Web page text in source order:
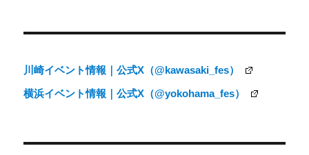
稿
ナ
ビ
ー
川崎イベント情報｜公式X（@kawasaki_fes）
横浜イベント情報｜公式X（@yokohama_fes）